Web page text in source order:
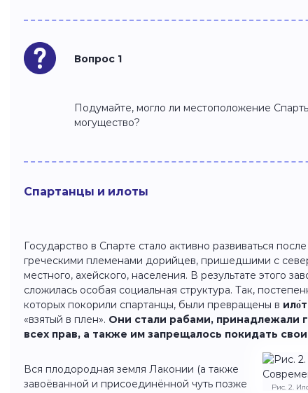
Вопрос 1
Подумайте, могло ли местоположение
могущество?
Спартанцы и илоты
Государство в Спарте стало активно развиваться
греческими племенами дорийцев, пришедшими с
местного, ахейского, населения. В результате этого
сложилась особая социальная структура. Так,
которых покорили спартанцы, были превращены в
«взятый в плен». Они стали рабами, принадлежали
всех прав, а также им запрещалось покидать
Рис. 2.
Вся плодородная земля Лаконии (а также
завоёванной и присоединённой чуть позже